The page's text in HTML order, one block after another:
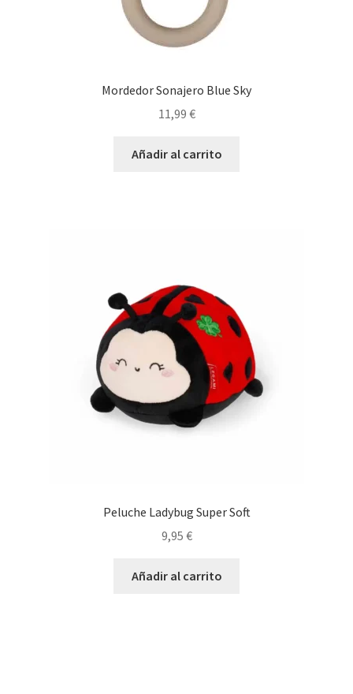
Mordedor Sonajero Blue Sky
11,99 €
Añadir al carrito
Peluche Ladybug Super Soft
9,95 €
Añadir al carrito